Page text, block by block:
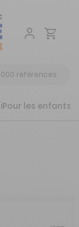
Aller
Pour les enfants